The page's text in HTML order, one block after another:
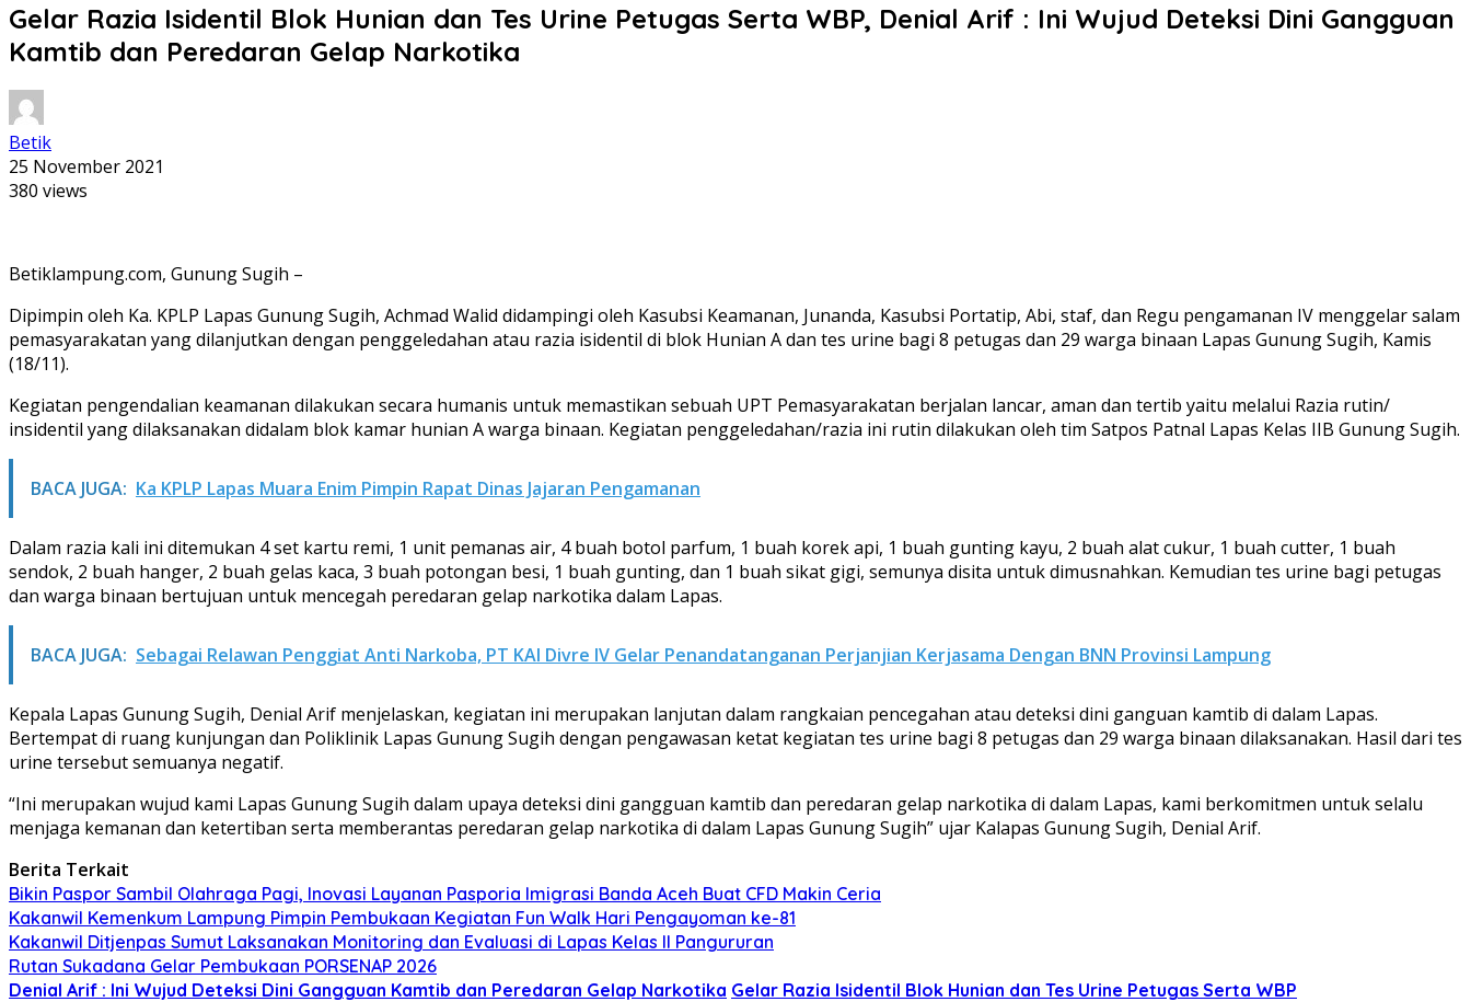
Gelar Razia Isidentil Blok Hunian dan Tes Urine Petugas Serta WBP, Denial Arif : Ini Wujud Deteksi Dini Gangguan
Kamtib dan Peredaran Gelap Narkotika
Betik
25 November 2021
380 views
Betiklampung.com, Gunung Sugih –
Dipimpin oleh Ka. KPLP Lapas Gunung Sugih, Achmad Walid didampingi oleh Kasubsi Keamanan, Junanda, Kasubsi Portatip, Abi, staf, dan Regu pengamanan IV menggelar salam
pemasyarakatan yang dilanjutkan dengan penggeledahan atau razia isidentil di blok Hunian A dan tes urine bagi 8 petugas dan 29 warga binaan Lapas Gunung Sugih, Kamis
(18/11).
Kegiatan pengendalian keamanan dilakukan secara humanis untuk memastikan sebuah UPT Pemasyarakatan berjalan lancar, aman dan tertib yaitu melalui Razia rutin/
insidentil yang dilaksanakan didalam blok kamar hunian A warga binaan. Kegiatan penggeledahan/razia ini rutin dilakukan oleh tim Satpos Patnal Lapas Kelas IIB Gunung Sugih.
BACA JUGA: Ka KPLP Lapas Muara Enim Pimpin Rapat Dinas Jajaran Pengamanan
Dalam razia kali ini ditemukan 4 set kartu remi, 1 unit pemanas air, 4 buah botol parfum, 1 buah korek api, 1 buah gunting kayu, 2 buah alat cukur, 1 buah cutter, 1 buah
sendok, 2 buah hanger, 2 buah gelas kaca, 3 buah potongan besi, 1 buah gunting, dan 1 buah sikat gigi, semunya disita untuk dimusnahkan. Kemudian tes urine bagi petugas
dan warga binaan bertujuan untuk mencegah peredaran gelap narkotika dalam Lapas.
BACA JUGA: Sebagai Relawan Penggiat Anti Narkoba, PT KAI Divre IV Gelar Penandatanganan Perjanjian Kerjasama Dengan BNN Provinsi Lampung
Kepala Lapas Gunung Sugih, Denial Arif menjelaskan, kegiatan ini merupakan lanjutan dalam rangkaian pencegahan atau deteksi dini ganguan kamtib di dalam Lapas.
Bertempat di ruang kunjungan dan Poliklinik Lapas Gunung Sugih dengan pengawasan ketat kegiatan tes urine bagi 8 petugas dan 29 warga binaan dilaksanakan. Hasil dari tes
urine tersebut semuanya negatif.
“Ini merupakan wujud kami Lapas Gunung Sugih dalam upaya deteksi dini gangguan kamtib dan peredaran gelap narkotika di dalam Lapas, kami berkomitmen untuk selalu
menjaga kemanan dan ketertiban serta memberantas peredaran gelap narkotika di dalam Lapas Gunung Sugih” ujar Kalapas Gunung Sugih, Denial Arif.
Berita Terkait
Bikin Paspor Sambil Olahraga Pagi, Inovasi Layanan Pasporia Imigrasi Banda Aceh Buat CFD Makin Ceria
Kakanwil Kemenkum Lampung Pimpin Pembukaan Kegiatan Fun Walk Hari Pengayoman ke-81
Kakanwil Ditjenpas Sumut Laksanakan Monitoring dan Evaluasi di Lapas Kelas ll Pangururan
Rutan Sukadana Gelar Pembukaan PORSENAP 2026
Denial Arif : Ini Wujud Deteksi Dini Gangguan Kamtib dan Peredaran Gelap Narkotika Gelar Razia Isidentil Blok Hunian dan Tes Urine Petugas Serta WBP